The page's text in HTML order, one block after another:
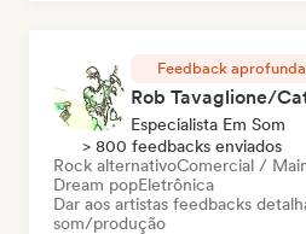
Feedback
Rob Tavaglione/
Especialista Em Som
> 800 feedbacks enviados
Rock alternativoComercial /
Dream popEletrônica
Dar aos artistas feedbacks
som/produção